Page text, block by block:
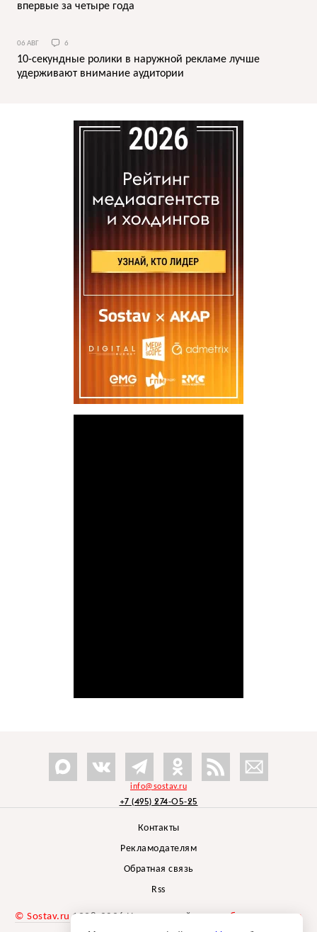
впервые за четыре года
06 АВГ 6
10-секундные ролики в наружной рекламе лучше
удерживают внимание аудитории
info@sostav.ru
+7 (495) 274-05-25
Контакты
Рекламодателям
Обратная связь
Rss
© Sostav.ru 1998-2026 Независимый проектбрендингового